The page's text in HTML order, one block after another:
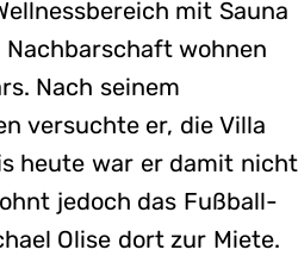
mit Sauna
wohnen
Nach seinem
versuchte er, die Villa
heute war er damit nicht
jedoch das Fußball-
Olise dort zur Miete.